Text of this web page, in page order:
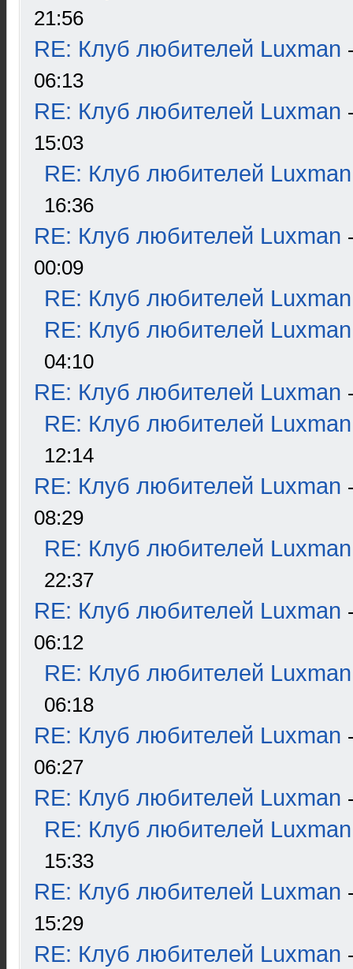
21:56
RE: Клуб любителей Luxman
06:13
RE: Клуб любителей Luxman
15:03
RE: Клуб любителей Luxman
16:36
RE: Клуб любителей Luxman
00:09
RE: Клуб любителей Luxman
RE: Клуб любителей Luxman
04:10
RE: Клуб любителей Luxman
RE: Клуб любителей Luxman
12:14
RE: Клуб любителей Luxman
08:29
RE: Клуб любителей Luxman
22:37
RE: Клуб любителей Luxman
06:12
RE: Клуб любителей Luxman
06:18
RE: Клуб любителей Luxman
06:27
RE: Клуб любителей Luxman
RE: Клуб любителей Luxman
15:33
RE: Клуб любителей Luxman
15:29
RE: Клуб любителей Luxman